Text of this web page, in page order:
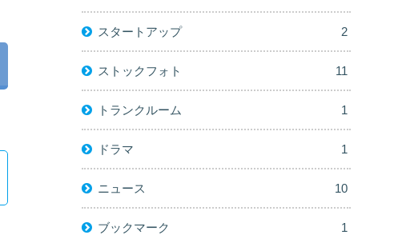
スタートアップ 2
ストックフォト 11
トランクルーム 1
ドラマ 1
ニュース 10
ブックマーク 1